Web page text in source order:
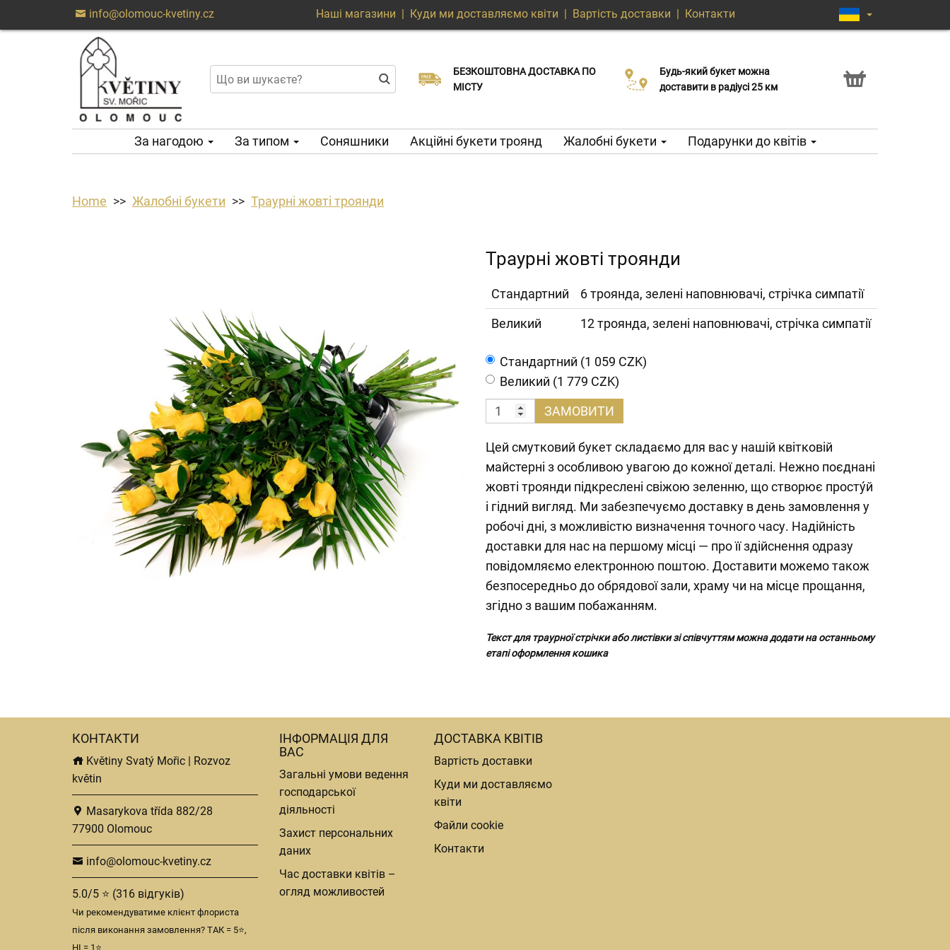
info@olomouc-kvetiny.cz Наші магазини | Куди ми доставляємо квіти | Вартість доставки | Контакти
БЕЗКОШТОВНА ДОСТАВКА ПО
МІСТУ
Доставка в той же день доступна
Виберіть дату доставки
Будь-який букет можна
доставити в радіусі 25 км
Послуга Click & Collect
За нагодою За типом Соняшники Акційні букети троянд Жалобні букети Подарунки до квітів
Home Жалобні букети Траурні жовті троянди
Траурні жовті троянди
Cтандартний
6 троянда, зелені наповнювачі, стрічка симпатії
Великий
12 троянда, зелені наповнювачі, стрічка симпатії
Cтандартний (1 059 CZK)
Великий (1 779 CZK)
ЗАМОВИТИ
Цей смутковий букет складаємо для вас у нашій квітковій
майстерні з особливою увагою до кожної деталі. Нежно поєднані
жовті троянди підкреслені свіжою зеленню, що створює простýй
і гідний вигляд. Ми забезпечуємо доставку в день замовлення у
робочі дні, з можливістю визначення точного часу. Надійність
доставки для нас на першому місці — про її здійснення одразу
повідомляємо електронною поштою. Доставити можемо також
безпосередньо до обрядової зали, храму чи на місце прощання,
згідно з вашим побажанням.
Текст для траурної стрічки або листівки зі співчуттям можна додати на останньому
етапі оформлення кошика
КОНТАКТИ
Květiny Svatý Mořic | Rozvoz
květin
Masarykova třída 882/28
77900 Olomouc
info@olomouc-kvetiny.cz
5.0/5 ⭐ (316 відгуків)
Чи рекомендуватиме клієнт флориста
після виконання замовлення? ТАК = 5⭐,
НІ = 1⭐
ІНФОРМАЦІЯ ДЛЯ
ВАС
Загальні умови ведення
господарської
діяльності
Захист персональних
даних
Час доставки квітів –
огляд можливостей
ДОСТАВКА КВІТІВ
Вартість доставки
Куди ми доставляємо
квіти
Файли cookie
Контакти